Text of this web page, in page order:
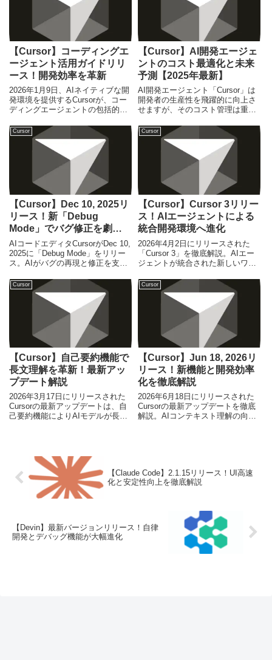
【Cursor】コーディングエ
ージェント活用ガイドリリ
ース！開発効率を革新
2026年1月9日、AIネイティブな開
発環境を提供するCursorが、コー
ディングエージェントの包括的な
からコードレビューまで、AIを最
大限に活用し開発効率とコード品
質を向上させるためのベストプラ
クティスを解説します。
【Cursor】AI開発エージェ
ントのコスト最適化と未来
予測【2025年最新】
AI開発エージェント「Cursor」は
開発者の生産性を飛躍的に向上さ
せますが、そのコスト管理は重要
法、コスト最適化戦略、そして今
後の展望を初心者からエンジニア
まで解説します。
Cursor
【Cursor】Dec 10, 2025リ
リース！新「Debug
Mode」でバグ修正を劇的
に加速
AIコードエディタCursorがDec 10,
2025に「Debug Mode」をリリー
ス。AIがバグの再現と修正を支援
上させます。初心者からエンジニ
アまで必見の最新情報です。
Cursor
【Cursor】Cursor 3リリー
ス！AIエージェントによる
統合開発環境へ進化
2026年4月2日にリリースされた
「Cursor 3」を徹底解説。AIエー
ジェントが統合された新しいワー
劇的に変える新機能のメリットを
解説します。
Cursor
【Cursor】自己要約機能で
長文理解を革新！最新アッ
プデート解説
2026年3月17日にリリースされた
Cursorの最新アップデートは、自
己要約機能によりAIモデルが長大
Cursor
【Cursor】Jun 18, 2026リ
リース！新機能と開発効率
化を徹底解説
2026年6月18日にリリースされた
Cursorの最新アップデートを徹底
解説。AIコンテキスト理解の向上
【Claude Code】2.1.15リリース！UI高速
化と安定性向上を徹底解説
【Devin】最新バージョンリリース！自律
開発とデバッグ機能が大幅進化